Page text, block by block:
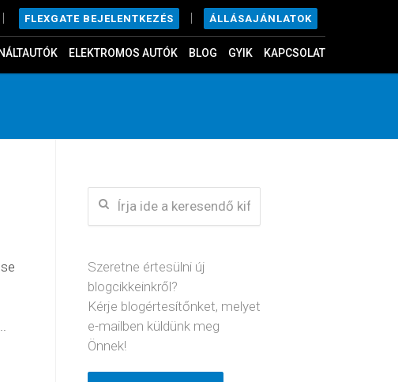
| FLEXGATE BEJELENTKEZÉS | ÁLLÁSAJÁNLATOK
ELEKTROMOS AUTÓK BLOG GYIK KAPCSOLAT
Szeretne értesülni új
blogcikkeinkről?
Kérje blogértesítőnket, melyet
e-mailben küldünk meg
Önnek!